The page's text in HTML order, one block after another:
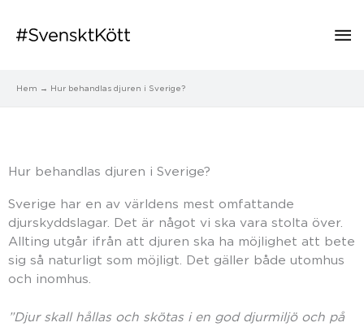
Hem Hur behandlas djuren i Sverige?
Hur behandlas djuren i Sverige?
Sverige har en av världens mest omfattande
djurskyddslagar. Det är något vi ska vara stolta över.
Allting utgår ifrån att djuren ska ha möjlighet att bete
sig så naturligt som möjligt. Det gäller både utomhus
och inomhus.
”Djur skall hållas och skötas i en god djurmiljö och på